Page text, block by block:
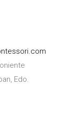
Edo.